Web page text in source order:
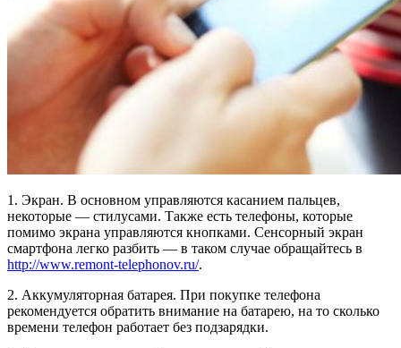
1. Экран. В основном управляются касанием пальцев,
некоторые — стилусами. Также есть телефоны, которые
помимо экрана управляются кнопками. Сенсорный экран
смартфона легко разбить — в таком случае обращайтесь в
http://www.remont-telephonov.ru/.
2. Аккумуляторная батарея. При покупке телефона
рекомендуется обратить внимание на батарею, на то сколько
времени телефон работает без подзарядки.